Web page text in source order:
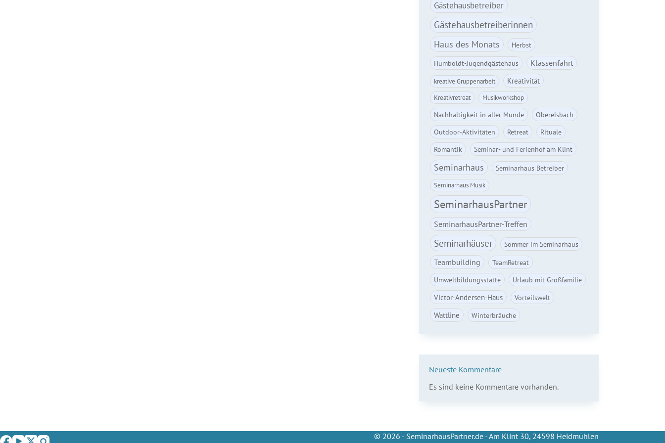
Gästehausbetreiber
Gästehausbetreiberinnen
Haus des Monats
Herbst
Humboldt-Jugendgästehaus
Klassenfahrt
kreative Gruppenarbeit Kreativität
Kreativretreat Musikworkshop
Nachhaltigkeit in aller Munde
Oberelsbach
Outdoor-Aktivitäten
Retreat
Rituale
Romantik
Seminar- und Ferienhof am Klint
Seminarhaus Seminarhaus Betreiber
Seminarhaus Musik
SeminarhausPartner
SeminarhausPartner-Treffen
Seminarhäuser Sommer im Seminarhaus
Teambuilding
TeamRetreat
Umweltbildungsstätte
Urlaub mit Großfamilie
Victor-Andersen-Haus Vorteilswelt
Wattline Winterbräuche
Neueste Kommentare
Es sind keine Kommentare vorhanden.
© 2026 - SeminarhausPartner.de - Am Klint 30, 24598 Heidmühlen